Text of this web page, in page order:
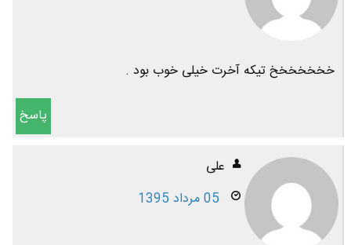
خخخخخخخ تیکه آخرت خیلی خوب بود .
پاسخ
علی
05 مرداد 1395